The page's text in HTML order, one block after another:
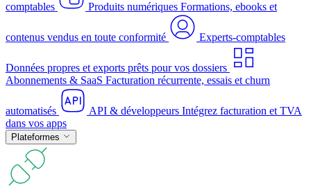
comptables Produits numériques Formations, ebooks et
contenus vendus en toute conformité Experts-comptables
Données propres et exports prêts pour vos dossiers
Abonnements & SaaS Facturation récurrente, essais et churn
automatisés API & développeurs Intégrez facturation et TVA
dans vos apps
Plateformes